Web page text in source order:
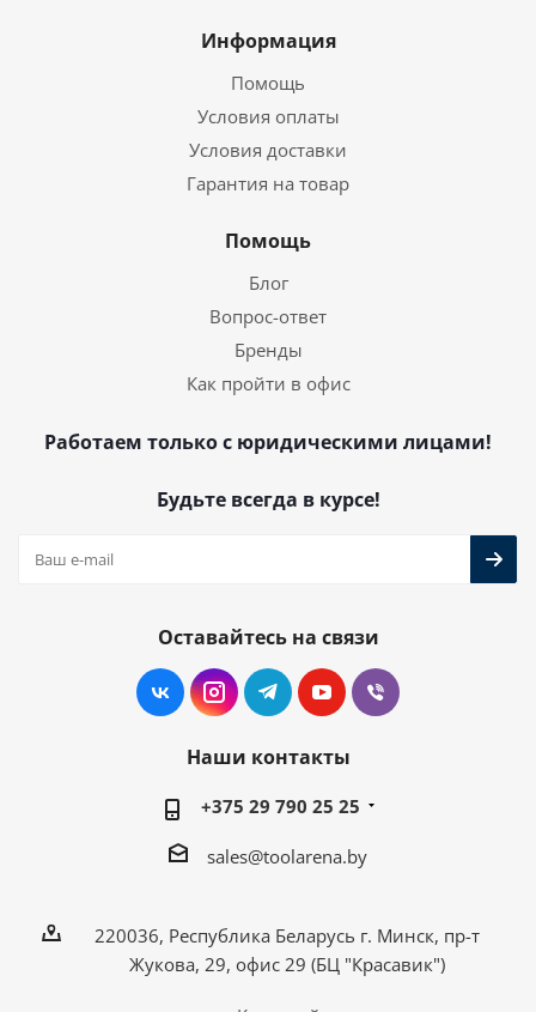
Информация
Помощь
Условия оплаты
Условия доставки
Гарантия на товар
Помощь
Блог
Вопрос-ответ
Бренды
Как пройти в офис
Работаем только с юридическими лицами!
Будьте всегда в курсе!
Оставайтесь на связи
Наши контакты
+375 29 790 25 25
sales@toolarena.by
220036, Республика Беларусь г. Минск, пр-т
Жукова, 29, офис 29 (БЦ "Красавик")